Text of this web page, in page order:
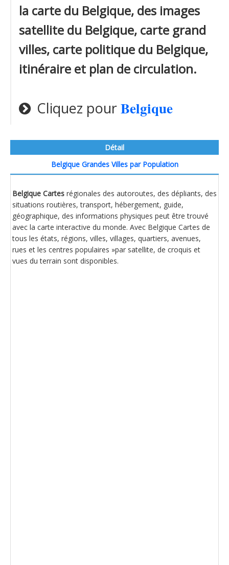
la carte du Belgique, des images
satellite du Belgique, carte grand
villes, carte politique du Belgique,
itinéraire et plan de circulation.
Cliquez pourBelgique
Détail
Belgique Grandes Villes par Population
Belgique Cartes régionales des autoroutes, des dépliants, des
situations routières, transport, hébergement, guide,
géographique, des informations physiques peut être trouvé
avec la carte interactive du monde. Avec Belgique Cartes de
tous les états, régions, villes, villages, quartiers, avenues,
rues et les centres populaires »par satellite, de croquis et
vues du terrain sont disponibles.